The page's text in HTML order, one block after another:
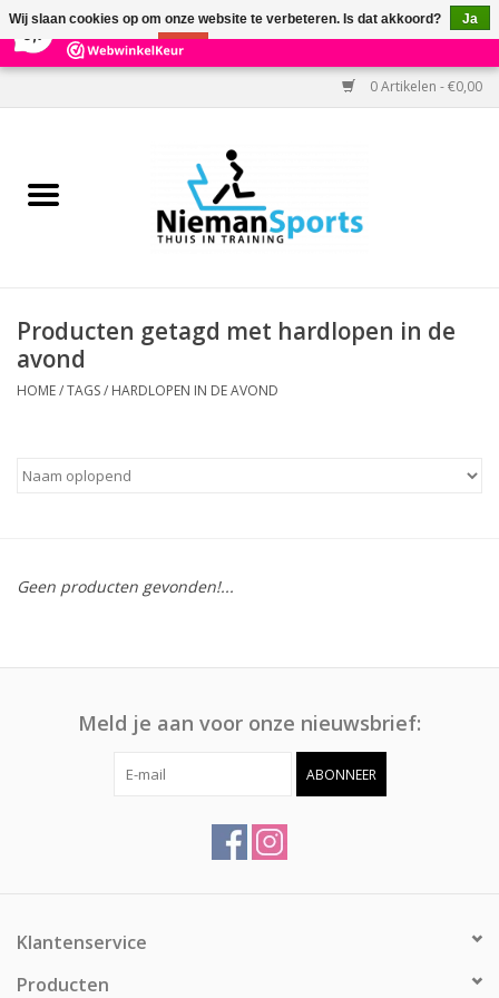
303 Reviews ×
0 Artikelen - €0,00
Home
Kracht
Kantoor & Medisch
Contact
Producten getagd met hardlopen in de
avond
HOME/TAGS/ HARDLOPEN IN DE AVOND
Geen producten gevonden!...
Meld je aan voor onze nieuwsbrief:
ABONNEER
Klantenservice
Producten
Wij slaan cookies op om onze website te verbeteren. Is dat akkoord?
Ja
Nee